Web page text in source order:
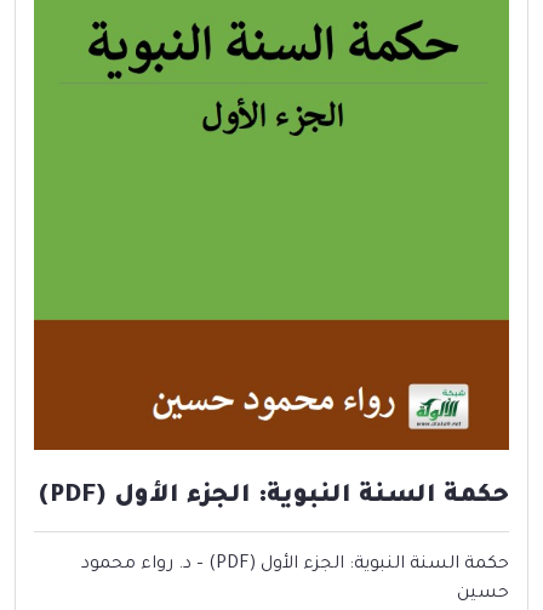
حكمة السنة النبوية: الجزء الأول (PDF)
حكمة السنة النبوية: الجزء الأول (PDF) – د. رواء محمود
حسين